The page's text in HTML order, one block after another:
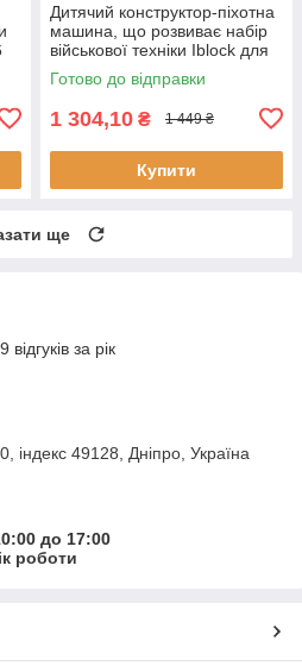
Дитячий конструктор-піхотна
машина, що розвиває набір
військової техніки Iblock для
хлопчиків
Готово до відправки
1 304,10 ₴ 1 449 ₴
Купити
ще
за рік
індекс 49128, Дніпро, Україна
до 17:00
роботи